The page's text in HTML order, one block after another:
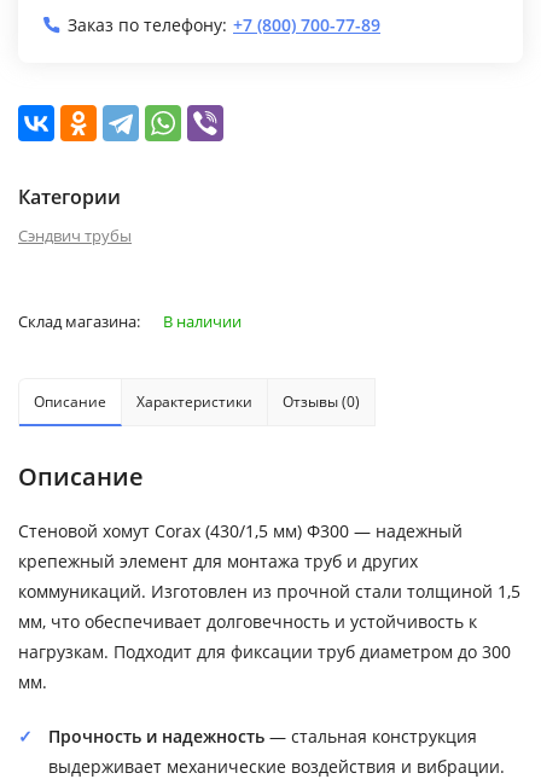
Заказ по телефону: +7 (800) 700-77-89
Категории
Сэндвич трубы
Склад магазина: В наличии
Описание Характеристики Отзывы (0)
Описание
Стеновой хомут Corax (430/1,5 мм) Ф300 — надежный
крепежный элемент для монтажа труб и других
коммуникаций. Изготовлен из прочной стали толщиной 1,5
мм, что обеспечивает долговечность и устойчивость к
нагрузкам. Подходит для фиксации труб диаметром до 300
мм.
Прочность и надежность — стальная конструкция
выдерживает механические воздействия и вибрации.